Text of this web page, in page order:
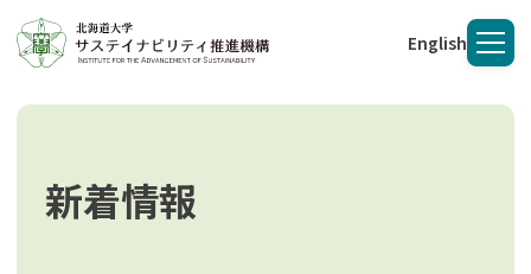
English
メニ
新着情報